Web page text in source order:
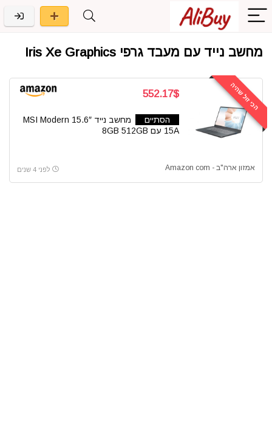
מחשב נייד עם מעבד גרפי Iris Xe Graphics
הכי זול שהיה 552.17$
הסתיים
מחשב נייד 15.6″ MSI Modern
15A עם 8GB 512GB
אמזון ארה"ב - Amazon com לפני 4 שנים